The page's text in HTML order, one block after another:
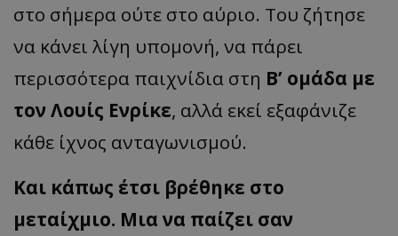
στο σήμερα ούτε στο αύριο. Του ζήτησε
να κάνει λίγη υπομονή, να πάρει
περισσότερα παιχνίδια στη Β’ ομάδα με
τον Λουίς Ενρίκε, αλλά εκεί εξαφάνιζε
κάθε ίχνος ανταγωνισμού.
Και κάπως έτσι βρέθηκε στο
μεταίχμιο. Μια να παίζει σαν